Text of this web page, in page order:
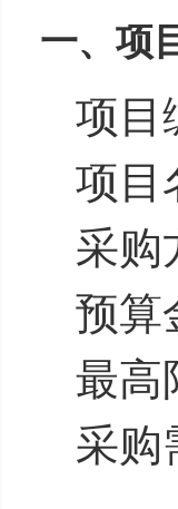
一、项
项目
项目
采购
预算
最高
采购